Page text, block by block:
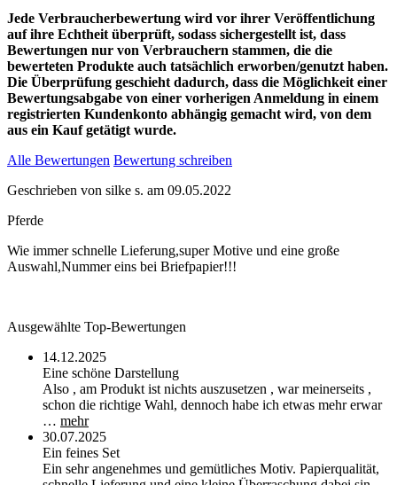
Jede Verbraucherbewertung wird vor ihrer Veröffentlichung
auf ihre Echtheit überprüft, sodass sichergestellt ist, dass
Bewertungen nur von Verbrauchern stammen, die die
bewerteten Produkte auch tatsächlich erworben/genutzt haben.
Die Überprüfung geschieht dadurch, dass die Möglichkeit einer
Bewertungsabgabe von einer vorherigen Anmeldung in einem
registrierten Kundenkonto abhängig gemacht wird, von dem
aus ein Kauf getätigt wurde.
Alle Bewertungen Bewertung schreiben
Geschrieben von silke s. am 09.05.2022
Pferde
Wie immer schnelle Lieferung,super Motive und eine große
Auswahl,Nummer eins bei Briefpapier!!!
Ausgewählte Top-Bewertungen
14.12.2025
Eine schöne Darstellung
Also , am Produkt ist nichts auszusetzen , war meinerseits ,
schon die richtige Wahl, dennoch habe ich etwas mehr erwar
… mehr
30.07.2025
Ein feines Set
Ein sehr angenehmes und gemütliches Motiv. Papierqualität,